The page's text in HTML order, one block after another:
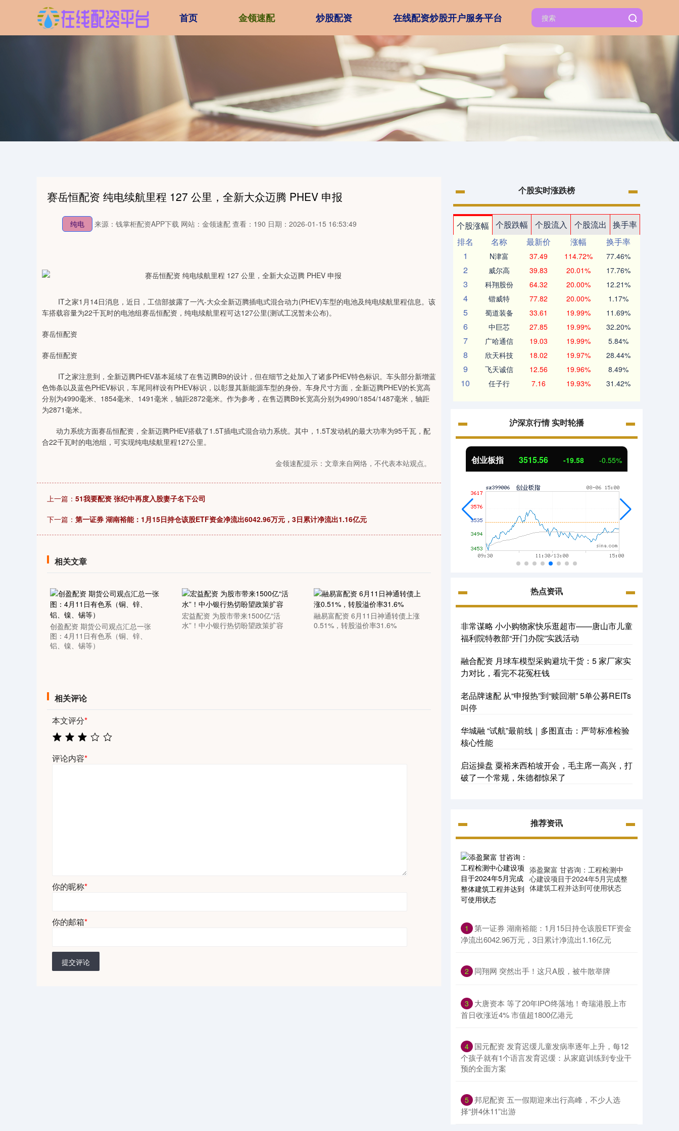
首页 金领速配 炒股配资 在线配资炒股开户服务平台
赛岳恒配资 纯电续航里程 127 公里，全新大众迈腾 PHEV 申报
纯电 来源：钱掌柜配资APP下载 网站：金领速配 查看：190 日期：2026-01-15 16:53:49
IT之家1月14日消息，近日，工信部披露了一汽-大众全新迈腾插电式混合动力(PHEV)车型的电池及纯电续航里程信息。该
车搭载容量为22千瓦时的电池组赛岳恒配资，纯电续航里程可达127公里(测试工况暂未公布)。
赛岳恒配资
赛岳恒配资
IT之家注意到，全新迈腾PHEV基本延续了在售迈腾B9的设计，但在细节之处加入了诸多PHEV特色标识。车头部分新增蓝
色饰条以及蓝色PHEV标识，车尾同样设有PHEV标识，以彰显其新能源车型的身份。车身尺寸方面，全新迈腾PHEV的长宽高
分别为4990毫米、1854毫米、1491毫米，轴距2872毫米。作为参考，在售迈腾B9长宽高分别为4990/1854/1487毫米，轴距
为2871毫米。
动力系统方面赛岳恒配资，全新迈腾PHEV搭载了1.5T插电式混合动力系统。其中，1.5T发动机的最大功率为95千瓦，配
合22千瓦时的电池组，可实现纯电续航里程127公里。
金领速配提示：文章来自网络，不代表本站观点。
上一篇： 51我要配资 张纪中再度入股妻子名下公司
下一篇： 第一证券 湖南裕能：1月15日持仓该股ETF资金净流出6042.96万元，3日累计净流出1.16亿元
相关文章
创盈配资 期货公司观点汇总一张
图：4月11日有色系（铜、锌、
铝、镍、锡等）
宏益配资 为股市带来1500亿“活
水”！中小银行热切盼望政策扩容
融易富配资 6月11日神通转债上涨
0.51%，转股溢价率31.6%
相关评论
本文评分*
评论内容*
你的昵称*
你的邮箱*
提交评论
个股实时涨跌榜
个股涨幅 个股跌幅 个股流入 个股流出
换手率
排名
名称 最新价 涨幅
换手率
1
N津富 37.49 114.72% 77.46%
2 威尔高 39.83 20.01% 17.76%
3 科翔股份 64.32 20.00% 12.21%
4 锴威特 77.82 20.00% 1.17%
5 蜀道装备 33.61 19.99% 11.69%
6 中巨芯 27.85 19.99% 32.20%
7 广哈通信 19.03 19.99% 5.84%
8 欣天科技 18.02 19.97% 28.44%
9 飞天诚信 12.56 19.96% 8.49%
10 任子行 7.16 19.93% 31.42%
沪深京行情 实时轮播
北证50 1122.88 3.42 0.30% 创业板指 3515.56 -19.58 -0.55%
热点资讯
非常谋略 小小购物家快乐逛超市——唐山市儿童
福利院特教部“开门办院”实践活动
融合配资 月球车模型采购避坑干货：5 家厂家实
力对比，看完不花冤枉钱
老品牌速配 从“申报热”到“赎回潮” 5单公募REITs
叫停
华城融 “试航”最前线｜多图直击：严苛标准检验
核心性能
启运操盘 粟裕来西柏坡开会，毛主席一高兴，打
破了一个常规，朱德都惊呆了
推荐资讯
添盈聚富 甘咨询：工程检测中
心建设项目于2024年5月完成整
体建筑工程并达到可使用状态
1
​第一证券 湖南裕能：1月15日持仓该股ETF资金
净流出6042.96万元，3日累计净流出1.16亿元
2 ​同翔网 突然出手！这只A股，被牛散举牌
3
​大唐资本 等了20年IPO终落地！奇瑞港股上市
首日收涨近4% 市值超1800亿港元
4 ​国元配资 发育迟缓儿童发病率逐年上升，每12
个孩子就有1个语言发育迟缓：从家庭训练到专业干
预的全面方案
5 ​邦尼配资 五一假期迎来出行高峰，不少人选
择“拼4休11”出游